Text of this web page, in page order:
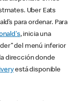
Uber Eats
para ordenar. Para
, inicia una
del menú inferior
la dirección donde
está disponible